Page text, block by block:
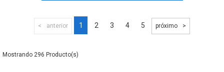
anterior 1 2 3 4 5 próximo
296